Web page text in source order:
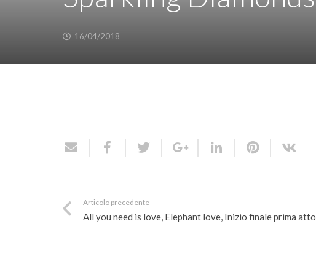
16/04/2018
Articolo precedente
All you need is love, Elephant love, Inizio finale prima atto